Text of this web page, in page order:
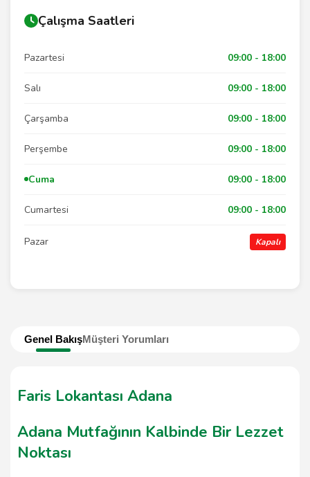
Genel BakışMüşteri Yorumları
Faris Lokantası Adana
Adana Mutfağının Kalbinde Bir Lezzet
Noktası
Çalışma Saatleri
Pazartesi 09:00 - 18:00
Salı 09:00 - 18:00
Çarşamba 09:00 - 18:00
Perşembe 09:00 - 18:00
Cuma 09:00 - 18:00
Cumartesi 09:00 - 18:00
Pazar Kapalı